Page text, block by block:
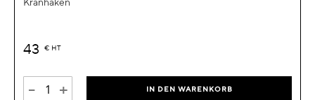
43 € HT
- + IN DEN WARENKORB